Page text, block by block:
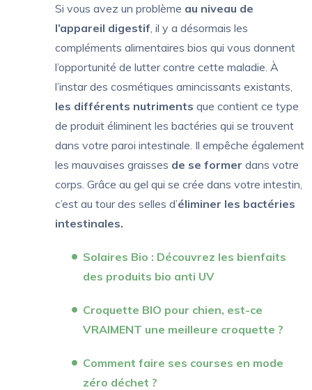
Si vous avez un problème au niveau de
l’appareil digestif , il y a désormais les
compléments alimentaires bios qui vous donnent
l’opportunité de lutter contre cette maladie. À
l’instar des cosmétiques amincissants existants,
les différents nutriments que contient ce type
de produit éliminent les bactéries qui se trouvent
dans votre paroi intestinale. Il empêche également
les mauvaises graisses de se former dans votre
corps. Grâce au gel qui se crée dans votre intestin,
c’est au tour des selles d’éliminer les bactéries
intestinales.
Solaires Bio : Découvrez les bienfaits
des produits bio anti UV
Croquette BIO pour chien, est-ce
VRAIMENT une meilleure croquette ?
Comment faire ses courses en mode
zéro déchet ?